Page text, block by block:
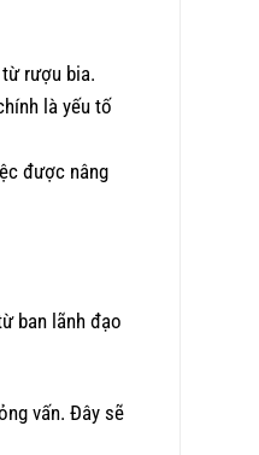
rượu bia.
là yếu tố
được nâng
ban lãnh đạo
vấn. Đây sẽ